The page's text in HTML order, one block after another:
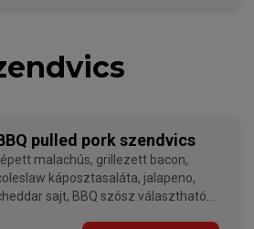
pulled pork szendvics
malachús, grillezett bacon,
káposztasaláta, jalapeno,
sajt, BBQ szósz választható